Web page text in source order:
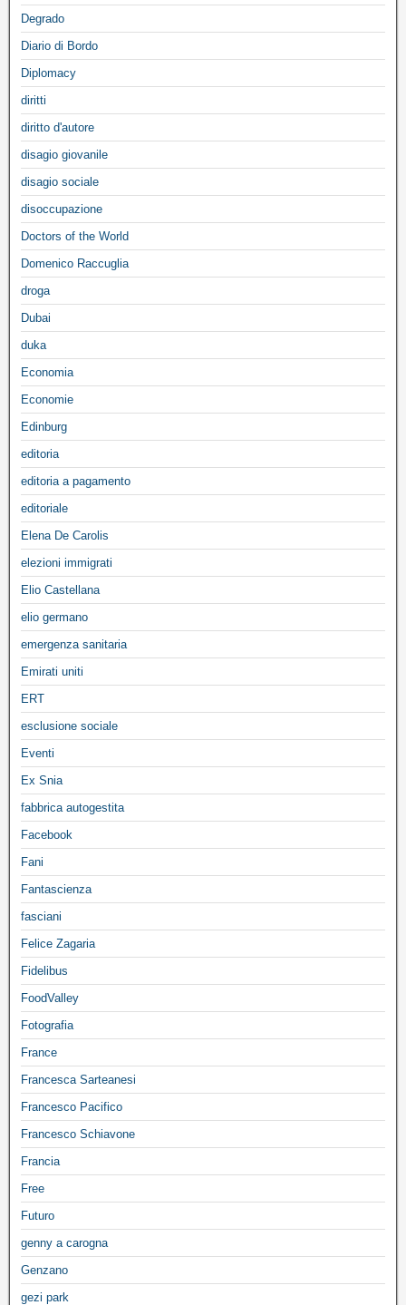
Degrado
Diario di Bordo
Diplomacy
diritti
diritto d'autore
disagio giovanile
disagio sociale
disoccupazione
Doctors of the World
Domenico Raccuglia
droga
Dubai
duka
Economia
Economie
Edinburg
editoria
editoria a pagamento
editoriale
Elena De Carolis
elezioni immigrati
Elio Castellana
elio germano
emergenza sanitaria
Emirati uniti
ERT
esclusione sociale
Eventi
Ex Snia
fabbrica autogestita
Facebook
Fani
Fantascienza
fasciani
Felice Zagaria
Fidelibus
FoodValley
Fotografia
France
Francesca Sarteanesi
Francesco Pacifico
Francesco Schiavone
Francia
Free
Futuro
genny a carogna
Genzano
gezi park